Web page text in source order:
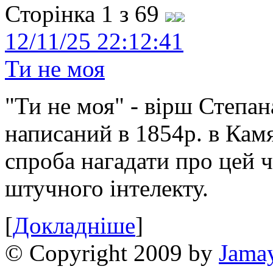
Сторінка 1 з 69
12/11/25 22:12:41
Ти не моя
"Ти не моя" - вірш
написаний в 1854р. в
спроба нагадати про цей
штучного інтелекту.
[Докладніше]
© Copyright 2009 by